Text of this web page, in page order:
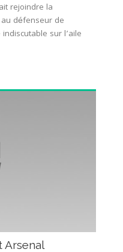
rejoindre la
défenseur de
sur l’aile
Arsenal